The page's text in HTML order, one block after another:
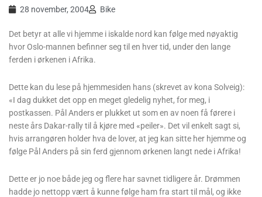
28 november, 2004 Bike
Det betyr at alle vi hjemme i iskalde nord kan følge med nøyaktig
hvor Oslo-mannen befinner seg til en hver tid, under den lange
ferden i ørkenen i Afrika.
Dette kan du lese på hjemmesiden hans (skrevet av kona Solveig):
«I dag dukket det opp en meget gledelig nyhet, for meg, i
postkassen. Pål Anders er plukket ut som en av noen få førere i
neste års Dakar-rally til å kjøre med «peiler». Det vil enkelt sagt si,
hvis arrangøren holder hva de lover, at jeg kan sitte her hjemme og
følge Pål Anders på sin ferd gjennom ørkenen langt nede i Afrika!
Dette er jo noe både jeg og flere har savnet tidligere år. Drømmen
hadde jo nettopp vært å kunne følge ham fra start til mål, og ikke